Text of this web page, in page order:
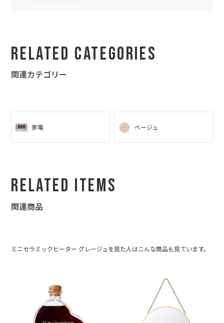
また機会があれば注文したいと思います。本当にありがとうござ
いました。
Related Categories
関連カテゴリー
家電 ベージュ
Related Items
関連商品
ミニセラミックヒーター グレージュを見た人はこんな商品も見ています。